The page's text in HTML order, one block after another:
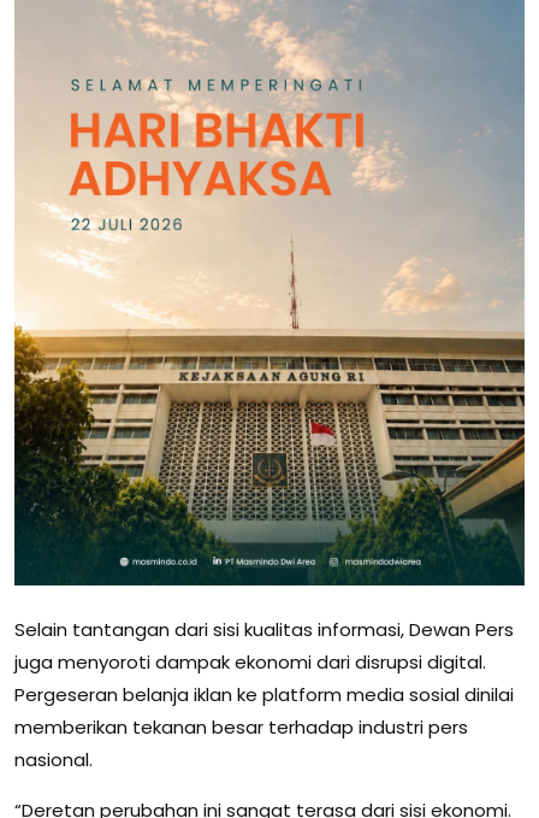
Selain tantangan dari sisi kualitas informasi, Dewan Pers
juga menyoroti dampak ekonomi dari disrupsi digital.
Pergeseran belanja iklan ke platform media sosial dinilai
memberikan tekanan besar terhadap industri pers
nasional.
“Deretan perubahan ini sangat terasa dari sisi ekonomi.